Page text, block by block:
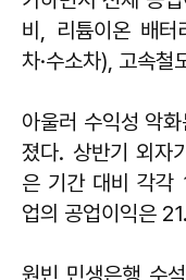
비, 리튬이온 배터
차·수소차), 고속철
아울러 수익성 악
졌다. 상반기 외자
은 기간 대비 각각
업의 공업이익은
원빈 민생은행 수